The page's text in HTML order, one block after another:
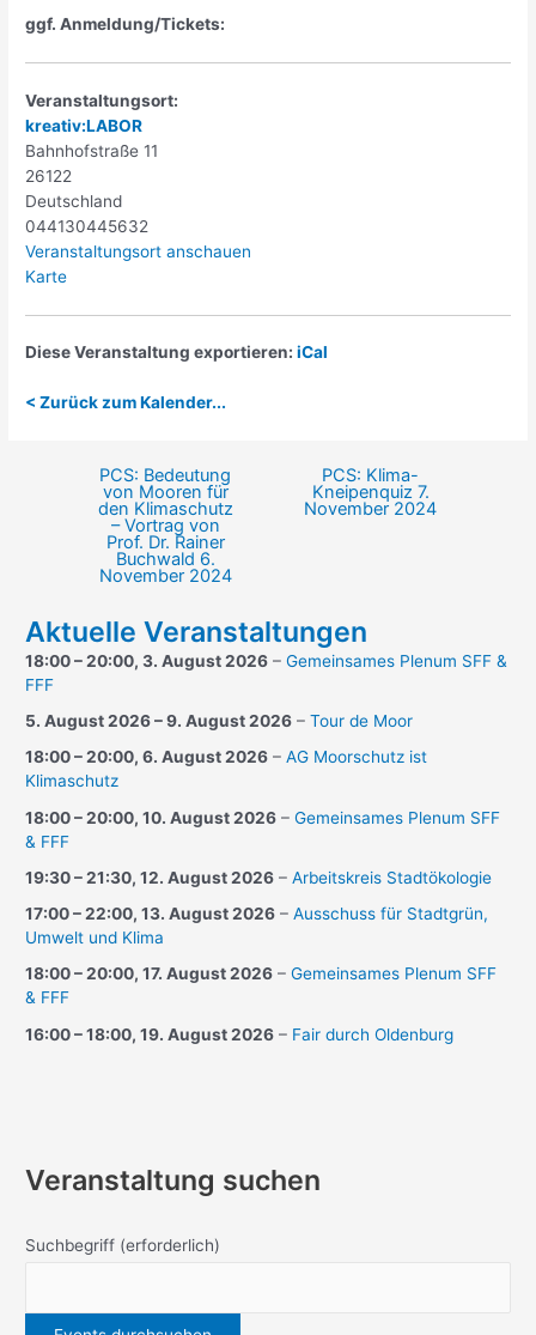
ggf. Anmeldung/Tickets:
Veranstaltungsort:
kreativ:LABOR
Bahnhofstraße 11
26122
Deutschland
044130445632
Veranstaltungsort anschauen
Kartekreativ:LABOR
Diese Veranstaltung exportieren:iCal
< Zurück zum Kalender...
Beitragsnavigation
PCS: Bedeutung
von Mooren für
den Klimaschutz
– Vortrag von
Prof. Dr. Rainer
Buchwald 6.
November 2024
PCS: Klima-
Kneipenquiz 7.
November 2024
Aktuelle Veranstaltungen
18:00–20:00,3. August 2026 –Gemeinsames Plenum SFF &
FFF
5. August 2026–9. August 2026 –Tour de Moor
18:00–20:00,6. August 2026 –AG Moorschutz ist
Klimaschutz
18:00–20:00,10. August 2026 –Gemeinsames Plenum SFF
& FFF
19:30–21:30,12. August 2026 –Arbeitskreis Stadtökologie
17:00–22:00,13. August 2026 –Ausschuss für Stadtgrün,
Umwelt und Klima
18:00–20:00,17. August 2026 –Gemeinsames Plenum SFF
& FFF
16:00–18:00,19. August 2026 – Fair durch Oldenburg
Veranstaltung suchen
Suchbegriff (erforderlich)